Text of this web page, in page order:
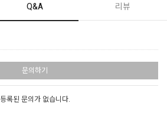
Q&A 리뷰
문의하기
등록된 문의가 없습니다.